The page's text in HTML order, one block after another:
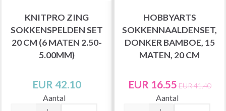
KNITPRO ZING
SOKKENSPELDEN SET
20 CM (6 MATEN 2.50-
5.00MM)
EUR 42.10
Aantal
HOBBYARTS
SOKKENNAALDENSET,
DONKER BAMBOE, 15
MATEN, 20 CM
EUR 16.55 EUR 41.40
Aantal